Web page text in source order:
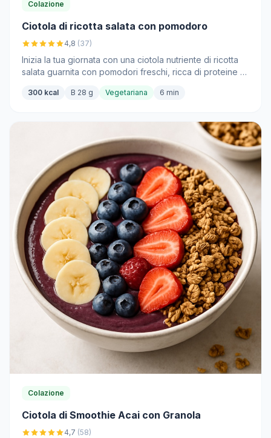
Colazione
Ciotola di ricotta salata con pomodoro
4,8 (37)
Inizia la tua giornata con una ciotola nutriente di ricotta
salata guarnita con pomodori freschi, ricca di proteine e
300 kcal B 28 g Vegetariana 6 min
Colazione
Ciotola di Smoothie Acai con Granola
4,7 (58)